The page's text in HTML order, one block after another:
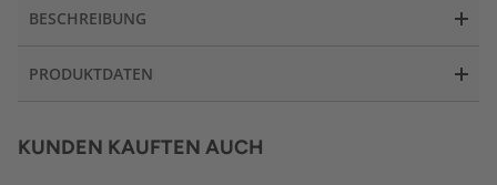
BESCHREIBUNG
PRODUKTDATEN
KUNDEN KAUFTEN AUCH